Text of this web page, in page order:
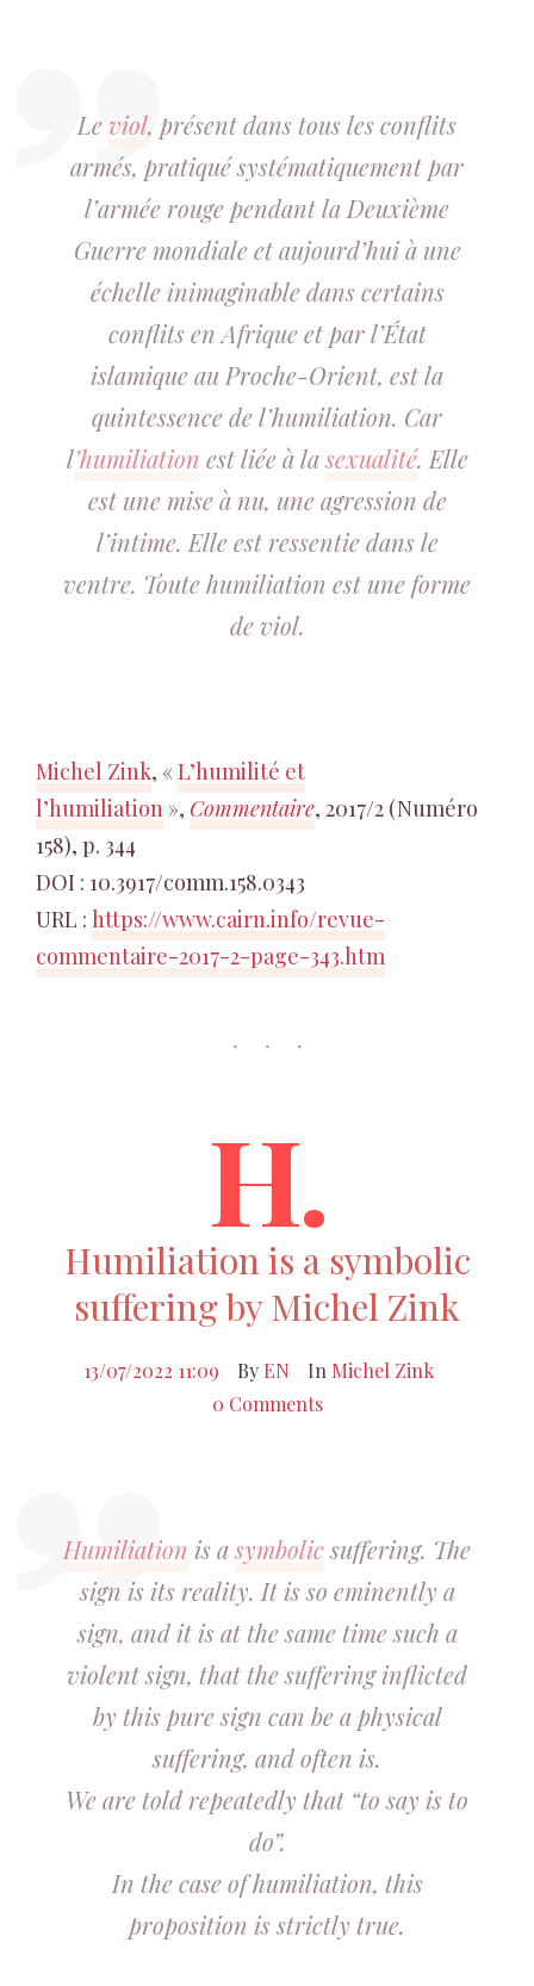
Leviol, présent dans tous les conflits
armés, pratiqué systématiquement par
l’armée rouge pendant la Deuxième
Guerre mondiale et aujourd’hui à une
échelle inimaginable dans certains
conflits en Afrique et par l’État
islamique au Proche-Orient, est la
quintessence de l’humiliation. Car
l’humiliation est liée à lasexualité. Elle
est une mise à nu, une agression de
l’intime. Elle est ressentie dans le
ventre. Toute humiliation est une forme
de viol.
Michel Zink, « L’humilité et
l’humiliation », Commentaire, 2017/2 (Numéro
158), p. 344
DOI : 10.3917/comm.158.0343
URL : https://www.cairn.info/revue-
commentaire-2017-2-page-343.htm
H.
Humiliation is a symbolic
suffering by Michel Zink
13/07/2022 11:09 By EN In Michel Zink
0 Comments
Humiliation is asymbolicsuffering. The
sign is its reality. It is so eminently a
sign, and it is at the same time such a
violent sign, that the suffering inflicted
by this pure sign can be a physical
suffering, and often is.
We are told repeatedly that “to say is to
do”.
In the case of humiliation, this
proposition is strictly true.